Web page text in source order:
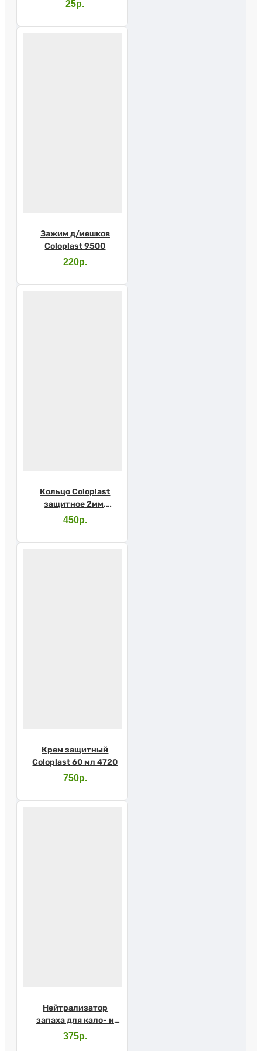
25р.
Зажим д/мешков
Coloplast 9500
220р.
Кольцо Coloplast
защитное 2мм,
120305
450р.
Крем защитный
Coloplast 60 мл 4720
750р.
Нейтрализатор
запаха для кало- и
уроприемников фл.
375р.